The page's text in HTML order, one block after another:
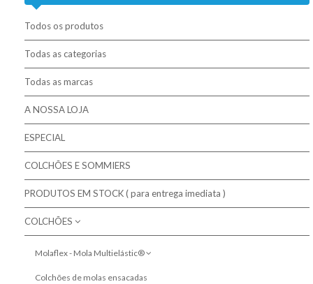
Campanhas
Mobiliário Moderno
Contactos
Colchões / Matelas / Mattesses
Bases / Sommiers
Cabeceiras
Complementos para descanso
Mobiliário Moderno
Todos os produtos
Todas as categorias
Todas as marcas
A NOSSA LOJA
ESPECIAL
COLCHÕES E SOMMIERS
PRODUTOS EM STOCK ( para entrega imediata )
COLCHÕES
Molaflex - Mola Multielástic®
Campanha de 10% em colchões seleccionados
Colchões de molas ensacadas